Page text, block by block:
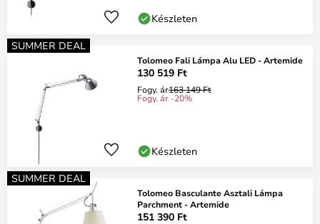
Készleten
SUMMER DEAL
Tolomeo Fali Lámpa Alu LED - Artemide
130 519 Ft
Fogy. ár163 149 Ft
Fogy. ár -20%
Készleten
SUMMER DEAL
Tolomeo Basculante Asztali Lámpa
Parchment - Artemide
151 390 Ft